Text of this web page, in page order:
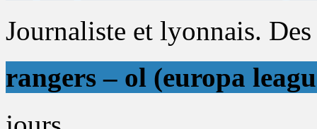
Journaliste et lyonnais.
rangers – ol (europa